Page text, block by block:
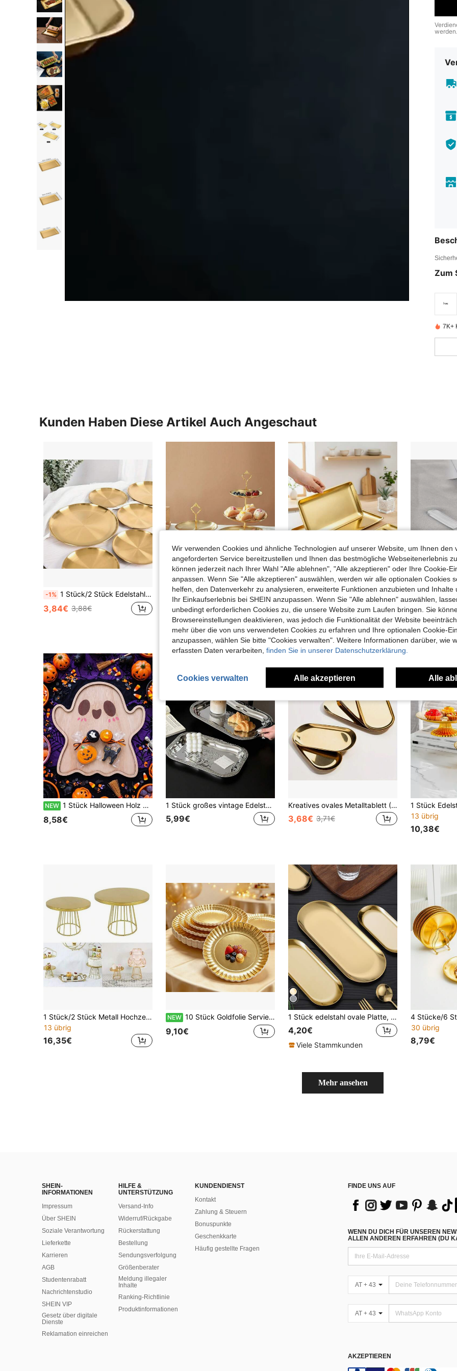
werden.
Zum
7K+
Kunden Haben Diese Artikel Auch Angeschaut
-1% 1 Stück/2 Stück Edelstahl Goldfarbenes Dessert Kaffee Tablett, westliches Geschirr, Pizzateller, Speiseteller für Frühstück Kaffee Tee, goldfarbenes dekoratives Servietablett, Geburtstag, Partyausstattung für Thanksgiving, Halloween, Ostern, Weihnachtsgeschenkepartys (Gold), Küche, Weihnachtsgeschenk
3,84€ 3,88€
0,01€ sparen
1 Stück eleganter Kuchenteller aus Edelstahl - poliertes Metall, ideal zum Präsentieren von Desserts und Früchten, perfekt für Hochzeiten, Geburtstage, Heimdekoration, Küche und Weihnachtsgeschenke.
6,31€ 6,32€
0,05€ sparen
1 Stück rechteckiges Tablett im koreanischen Stil aus Edelstahl, verdickter Servierteller, goldene Grillplatte, flacher Teller, quadratischer Teller, Sushi-Teller, Grillplatte, Speisenteller, Party-Teller, Dessertteller, Obstteller, Snackteller, Küchenzubehör
6,53€ 6,58€ 3,34€
NEW 1 Stück Halloween Holz Geister Tablett, Halloween Tischdekoration, Küchenartikel, Fröhliches Halloween Dekoration, Tischdekoration, Halloween Party Dekoration, Halloween Tischdekoration, Küchendekoration, Halloween Geschenk, Halloween Party Zubehör, Tischdekoration, Gruselige Atmosphäre Dekoration, Heimdekoration
8,58€
1 Stück großes vintage Edelstahl Tablett mit elegantem französischem geprägtem Muster, hochwertige und langanhaltend Kuchenteller Serviertablett für Zuhause, Esszimmer, Tischdekoration, Party, Hochzeit, Kaffeehaus, unverzichtbares Highlight
5,99€
Kreatives ovales Metalltablett (Gold), Weihnachtliche goldene Servierplatte, Obstteller, Dessertteller, Snackteller, Salatteller, Kuchenteller, geeignet für Restaurantküche, Esstisch, Küche, Weihnachten
3,68€ 3,71€
13 übrig
10,38€
1 Stück/2 Stück Metall Hochzeit Dessert Tisch Dekoständer - Eleganter Kuchen & Snack Präsentationsteller, geeignet für Geburtstagsfeiern, Hochzeitsdekoration, Küche, Weihnachtsgeschenk
13 übrig
16,35€
NEW 10 Stück Goldfolie Serviertabletts, robuste Pappteller, runde Teller mit gewelltem Rand, für Party, Kuchen, Dessert, Catering, Vorspeisen, Präsentation, Hochzeit, Geburtstag, Babyparty, Partygeschirr, Snackpräsentation
9,10€
1 Stück edelstahl ovale Platte, minimalistischer ovaler Essteller für Küche, Weihnachtsgeschenk
4,20€
Viele Stammkunden
30 übrig
8,79€
Mehr ansehen
SHEIN-
INFORMATIONEN
Impressum
Über SHEIN
Soziale Verantwortung
Lieferkette
Karrieren
AGB
Studentenrabatt
Nachrichtenstudio
SHEIN VIP
Gesetz über digitale
Dienste
Reklamation einreichen
HILFE &
UNTERSTÜTZUNG
Versand-Info
Widerruf/Rückgabe
Rückerstattung
Bestellung
Sendungsverfolgung
Größenberater
Meldung illegaler
Inhalte
Ranking-Richtlinie
​Produktinformationen
KUNDENDIENST
Kontakt
Zahlung & Steuern
Bonuspunkte
Geschenkkarte
Häufig gestellte Fragen
FINDE UNS AUF
WENN DU DICH FÜR UNSEREN
ALLEN ANDEREN ERFAHREN (DU
AT + 43
AT + 43
AKZEPTIEREN
Wir verwenden Cookies und ähnliche Technologien auf unserer Website, um Ihnen den
angeforderten Service bereitzustellen und Ihnen das bestmögliche Webseitenerlebnis
können jederzeit nach Ihrer Wahl "Alle ablehnen", "Alle akzeptieren" oder Ihre Cookie-
anpassen. Wenn Sie "Alle akzeptieren" auswählen, werden wir alle optionalen Cookies
helfen, den Datenverkehr zu analysieren, erweiterte Funktionen anzubieten und Inhalte
Ihr Einkaufserlebnis bei SHEIN anzupassen. Wenn Sie "Alle ablehnen" auswählen,
unbedingt erforderlichen Cookies zu, die unsere Website zum Laufen bringen. Sie
Browsereinstellungen deaktivieren, was jedoch die Funktionalität der Website
mehr über die von uns verwendeten Cookies zu erfahren und Ihre optionalen Cookie-
anzupassen, wählen Sie bitte "Cookies verwalten". Weitere Informationen darüber, wie
erfassten Daten verarbeiten, finden Sie in unserer Datenschutzerklärung.
Cookies verwalten Alle akzeptieren Alle